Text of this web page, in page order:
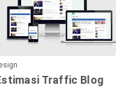
Traffic Blog